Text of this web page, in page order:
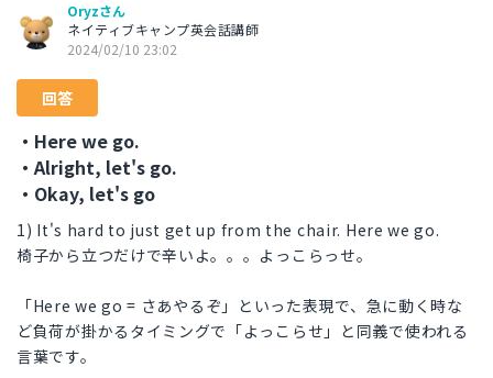
Oryzさん
ネイティブキャンプ英会話講師
2024/02/10 23:02
回答
・Here we go.
・Alright, let's go.
・Okay, let's go
1) It's hard to just get up from the chair. Here we go.
椅子から立つだけで辛いよ。。。よっこらっせ。
「Here we go = さあやるぞ」といった表現で、急に動く時な
ど負荷が掛かるタイミングで「よっこらせ」と同義で使われる
言葉です。